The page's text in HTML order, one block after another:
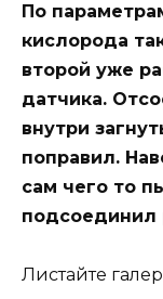
По
кислорода
второй уже
датчика.
внутри
поправил.
сам чего то
подсоединил
Листайте